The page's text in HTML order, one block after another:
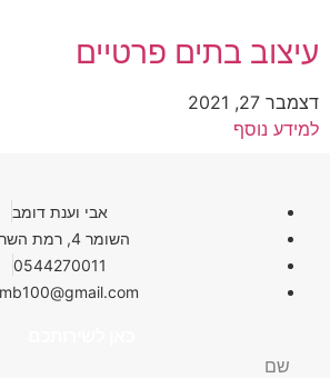
עיצוב בתים פרטיים
דצמבר 27, 2021
למידע נוסף
אבי וענת דומב
השומר 4, רמת השרון
0544270011